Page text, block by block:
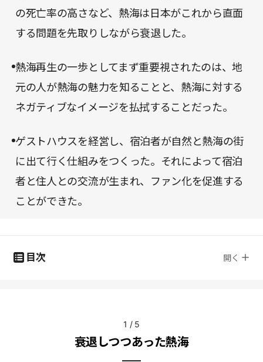
の死亡率の高さなど、熱海は日本がこれから直面
する問題を先取りしながら衰退した。
熱海再生の一歩としてまず重要視されたのは、地
元の人が熱海の魅力を知ることと、熱海に対する
ネガティブなイメージを払拭することだった。
ゲストハウスを経営し、宿泊者が自然と熱海の街
に出て行く仕組みをつくった。それによって宿泊
者と住人との交流が生まれ、ファン化を促進する
ことができた。
目次 開く
1 / 5
衰退しつつあった熱海